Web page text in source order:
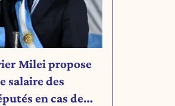
Milei propose
salaire des
en cas de